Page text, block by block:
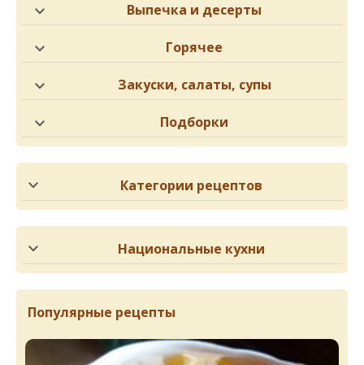
Выпечка и десерты
Горячее
Закуски, салаты, супы
Подборки
Категории рецептов
Национальные кухни
Популярные рецепты